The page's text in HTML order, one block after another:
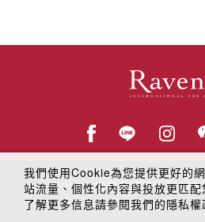
© 2018羅芙奧藝術集團 線
我們使用Cookie為您提供更好的
站流量、個性化內容與投放更匹
了解更多信息請參閱我們的隱私權